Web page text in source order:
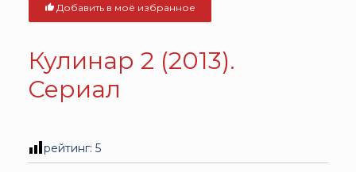
Добавить в моё избранное
Кулинар 2 (2013).
Сериал
рейтинг: 5